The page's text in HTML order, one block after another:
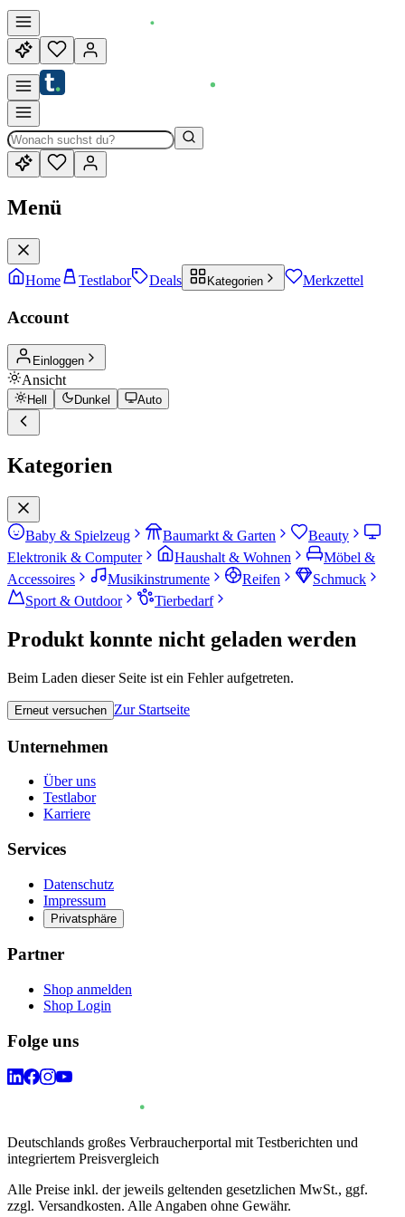
Menü
Home Testlabor Deals Kategorien Merkzettel
Account
Einloggen
Ansicht
Hell Dunkel Auto
Kategorien
Baby & Spielzeug Baumarkt & Garten
Beauty
Elektronik & Computer
Haushalt & Wohnen
Möbel &
Accessoires
Musikinstrumente Reifen
Schmuck
Sport & Outdoor
Tierbedarf
Produkt konnte nicht geladen werden
Beim Laden dieser Seite ist ein Fehler aufgetreten.
Erneut versuchen Zur Startseite
Unternehmen
Über uns
Testlabor
Karriere
Services
Datenschutz
Impressum
Privatsphäre
Partner
Shop anmelden
Shop Login
Folge uns
Deutschlands großes Verbraucherportal mit Testberichten und
integriertem Preisvergleich
Alle Preise inkl. der jeweils geltenden gesetzlichen MwSt., ggf.
zzgl. Versandkosten. Alle Angaben ohne Gewähr.